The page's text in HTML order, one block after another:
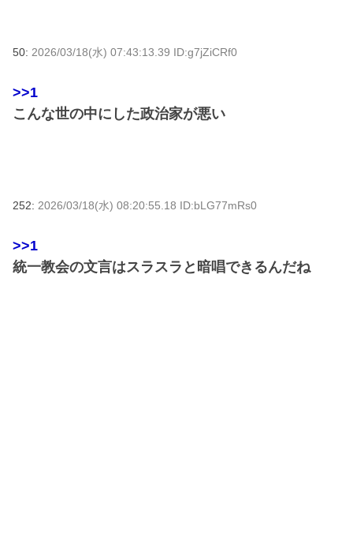
50: 2026/03/18(水) 07:43:13.39 ID:g7jZiCRf0
>>1
こんな世の中にした政治家が悪い
252: 2026/03/18(水) 08:20:55.18 ID:bLG77mRs0
>>1
統一教会の文言はスラスラと暗唱できるんだね